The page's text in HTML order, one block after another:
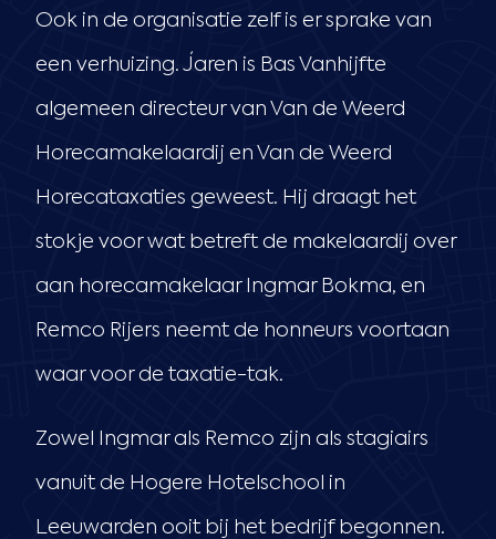
Ook in de organisatie zelf is er sprake van
een verhuizing. Jaren is Bas Vanhijfte
algemeen directeur van Van de Weerd
Horecamakelaardij en Van de Weerd
Horecataxaties geweest. Hij draagt het
stokje voor wat betreft de makelaardij over
aan horecamakelaar Ingmar Bokma, en
Remco Rijers neemt de honneurs voortaan
waar voor de taxatie-tak.
Zowel Ingmar als Remco zijn als stagiairs
vanuit de Hogere Hotelschool in
Leeuwarden ooit bij het bedrijf begonnen.